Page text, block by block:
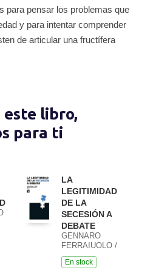
para pensar los problemas que
y para intentar comprender
de articular una fructífera
libro,
para ti
LA
LEGITIMIDAD
DE LA
SECESIÓN A
DEBATE
GENNARO
FERRAIUOLO /
JORGE CAGIAO
Y CONDE
En stock